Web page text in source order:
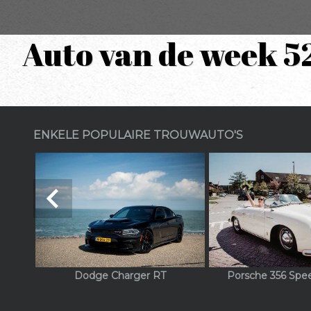
Auto van de week
ENKELE POPULAIRE TROUWAUTO'S
Dodge Charger RT Porsche 356
navigate_before